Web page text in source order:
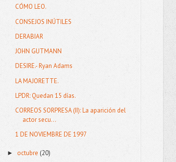
CÓMO LEO.
CONSEJOS INÚTILES
DERABIAR
JOHN GUTMANN
DESIRE.- Ryan Adams
LA MAJORETTE.
LPDR: Quedan 15 días.
CORREOS SORPRESA (II): La aparición del
actor secu...
1 DE NOVIEMBRE DE 1997
►octubre (20)